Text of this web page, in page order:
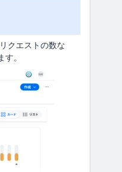
クエストの数な
。